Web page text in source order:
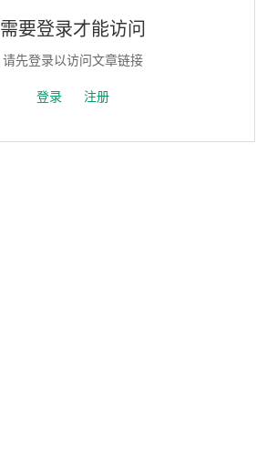
需要登录才能访问
请先登录以访问文章链接
登录 注册